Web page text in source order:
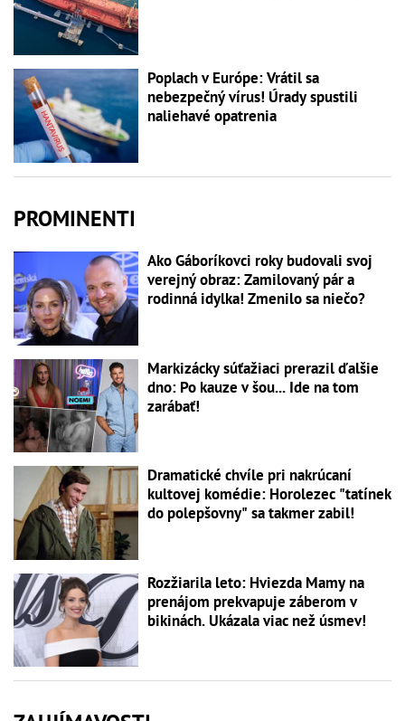
Poplach v Európe: Vrátil sa
nebezpečný vírus! Úrady spustili
naliehavé opatrenia
PROMINENTI
Ako Gáboríkovci roky budovali svoj
verejný obraz: Zamilovaný pár a
rodinná idylka! Zmenilo sa niečo?
Markizácky súťažiaci prerazil ďalšie
dno: Po kauze v šou... Ide na tom
zarábať!
Dramatické chvíle pri nakrúcaní
kultovej komédie: Horolezec "tatínek
do polepšovny" sa takmer zabil!
Rozžiarila leto: Hviezda Mamy na
prenájom prekvapuje záberom v
bikinách. Ukázala viac než úsmev!